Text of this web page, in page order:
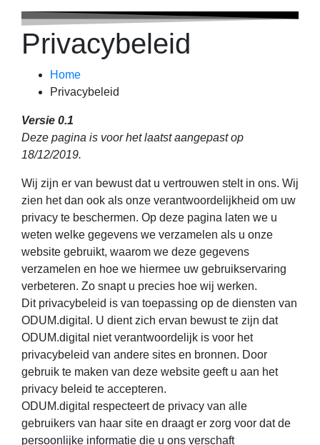
Privacybeleid
Home
Privacybeleid
Versie 0.1
Deze pagina is voor het laatst aangepast op
18/12/2019.
Wij zijn er van bewust dat u vertrouwen stelt in ons. Wij
zien het dan ook als onze verantwoordelijkheid om uw
privacy te beschermen. Op deze pagina laten we u
weten welke gegevens we verzamelen als u onze
website gebruikt, waarom we deze gegevens
verzamelen en hoe we hiermee uw gebruikservaring
verbeteren. Zo snapt u precies hoe wij werken.
Dit privacybeleid is van toepassing op de diensten van
ODUM.digital. U dient zich ervan bewust te zijn dat
ODUM.digital niet verantwoordelijk is voor het
privacybeleid van andere sites en bronnen. Door
gebruik te maken van deze website geeft u aan het
privacy beleid te accepteren.
ODUM.digital respecteert de privacy van alle
gebruikers van haar site en draagt er zorg voor dat de
persoonlijke informatie die u ons verschaft